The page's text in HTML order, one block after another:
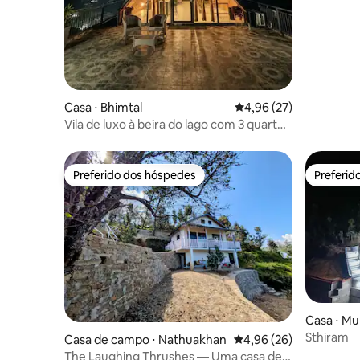
Casa ⋅ Bhimtal 4,96 de uma
4,96 (27)
Vila de luxo à beira do lago com 3 quartos
Preferido dos hóspedes
Preferido dos hóspedes
Casa de campo ⋅ Nathuakhan 4,96 de uma avaliação
4,96 (26)
The Laughing Thrushes — Uma casa de
Casa ⋅
Sthiram